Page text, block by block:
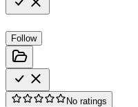
Follow
No ratings